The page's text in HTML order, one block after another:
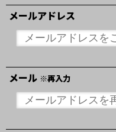
メールアドレス
メール ※再入力